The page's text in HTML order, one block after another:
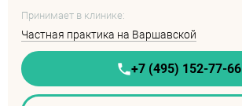
Принимает в клинике:
Частная практика на Варшавской
+7 (495) 152-77-66